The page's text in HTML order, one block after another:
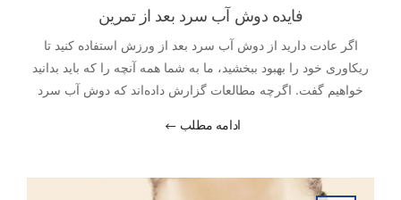
فایده دوش آب سرد بعد از تمرین
اگر عادت دارید از دوش آب سرد بعد از ورزش استفاده کنید تا
ریکاوری خود را بهبود ببخشید، ما به شما همه آنچه را که باید بدانید
خواهیم گفت. اگرچه مطالعات گزارش داده‌اند که دوش آب سرد
آیا واقعاً از نظر علمی فواید دوش آب سرد بعد از ورزش ثابت
ادامه مطلب